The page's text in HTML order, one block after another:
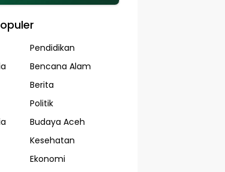
Pendidikan
Bencana Alam
Berita
Politik
Budaya Aceh
Kesehatan
Ekonomi